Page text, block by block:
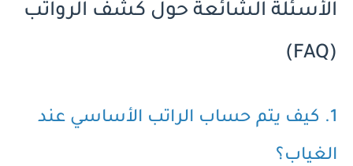
الأسئلة الشائعة حول كشف الرواتب
(FAQ)
1. كيف يتم حساب الراتب الأساسي عند
الغياب؟